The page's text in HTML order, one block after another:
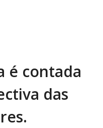
é contada
das